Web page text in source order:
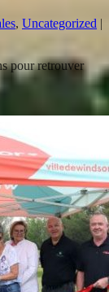
, Uncategorized |
pour retrouver